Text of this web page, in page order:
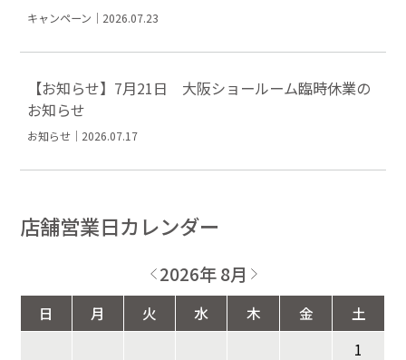
キャンペーン｜2026.07.23
【お知らせ】7月21日 大阪ショールーム臨時休業の
お知らせ
お知らせ｜2026.07.17
店舗営業日カレンダー
2026年 8月
日 月 火 水 木 金
土
1